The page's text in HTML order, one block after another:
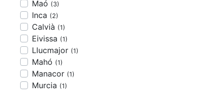
Maó (3)
Inca (2)
Calvià (1)
Eivissa (1)
Llucmajor (1)
Mahó (1)
Manacor (1)
Murcia (1)